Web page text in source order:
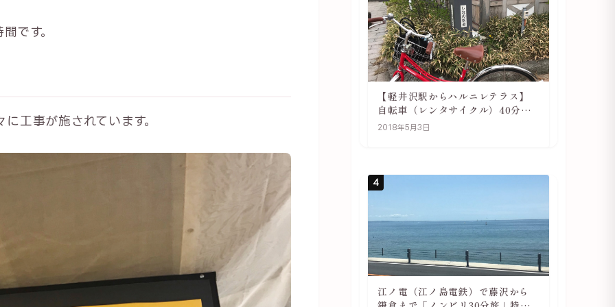
です。
工事が施されています。
【軽井沢駅からハルニレテラス】
自転車（レンタサイクル）40分で
行ける 軽井沢旅行は自転車利用が
2018年5月3日
4
江ノ電（江ノ島電鉄）で藤沢から